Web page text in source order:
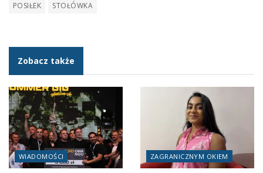
POSIŁEK
STOŁÓWKA
Zobacz także
WIADOMOŚCI ZAGRANICZNYM OKIEM